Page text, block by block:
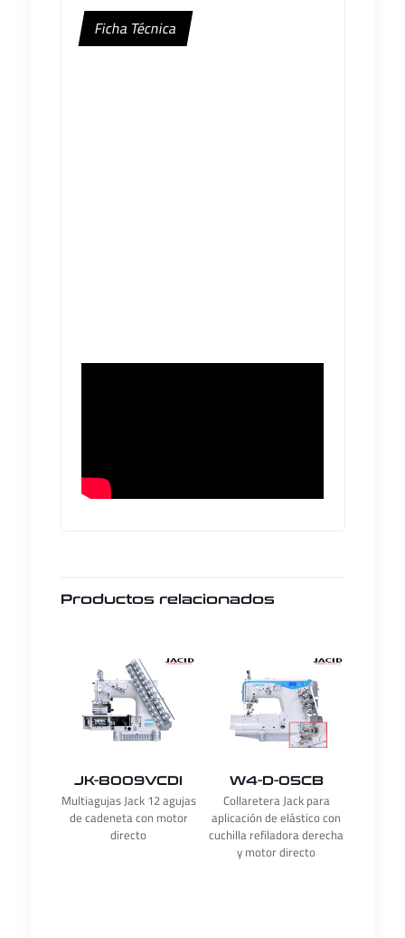
Ficha Técnica
Productos relacionados
JK-8009VCDI
Multiagujas Jack 12 agujas
de cadeneta con motor
directo
W4-D-05CB
Collaretera Jack para
aplicación de elástico con
cuchilla refiladora derecha
y motor directo